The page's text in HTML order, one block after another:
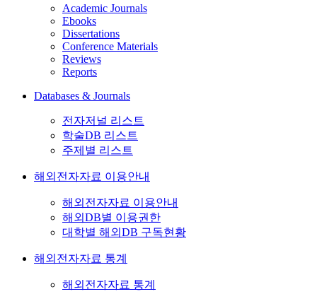
Academic Journals
Ebooks
Dissertations
Conference Materials
Reviews
Reports
Databases & Journals
전자저널 리스트
학술DB 리스트
주제별 리스트
해외전자자료 이용안내
해외전자자료 이용안내
해외DB별 이용권한
대학별 해외DB 구독현황
해외전자자료 통계
해외전자자료 통계